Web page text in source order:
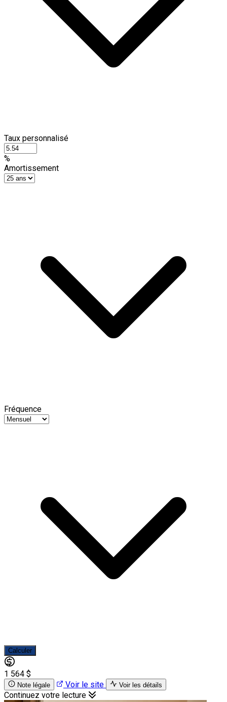
Taux personnalisé
%
Amortissement
Fréquence
Calculer
1 564 $
Note légale Voir le site Voir les détails
Continuez votre lecture